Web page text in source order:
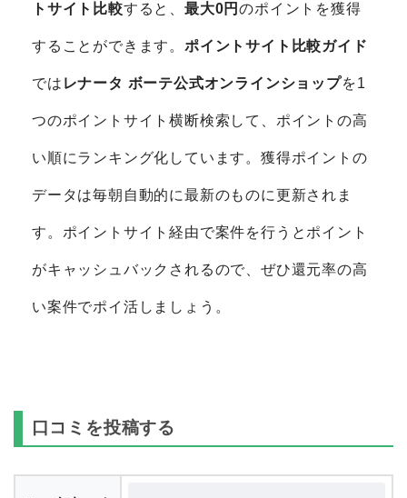
トサイト比較すると、最大0円のポイントを獲得
することができます。 ポイントサイト比較ガイド
では レナータ ボーテ公式オンラインショップを1
つのポイントサイト横断検索して、ポイントの高
い順にランキング化しています。獲得ポイントの
データは毎朝自動的に最新のものに更新されま
す。ポイントサイト経由で案件を行うとポイント
がキャッシュバックされるので、ぜひ還元率の高
い案件でポイ活しましょう。
口コミを投稿する